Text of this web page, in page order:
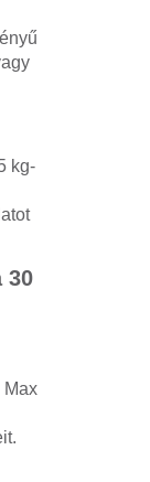
kg-
30
Max